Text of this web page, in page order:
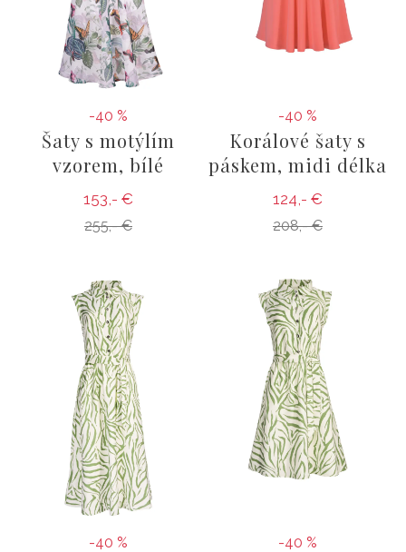
-40 %
Šaty s motýlím
vzorem, bílé
153,- €
255,- €
-40 %
Korálové šaty s
páskem, midi délka
124,- €
208,- €
-40 % -40 %